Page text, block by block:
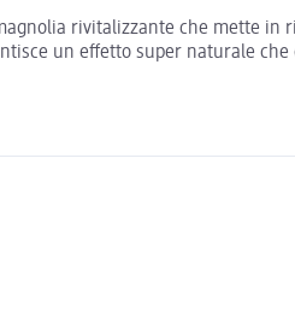
rivitalizzante che mette
un effetto super naturale